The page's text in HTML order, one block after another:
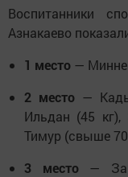
Воспитанники
Азнакаево
1 место —
2 место—
Ильдан (45 кг),
Тимур (свыше 70
3 место—